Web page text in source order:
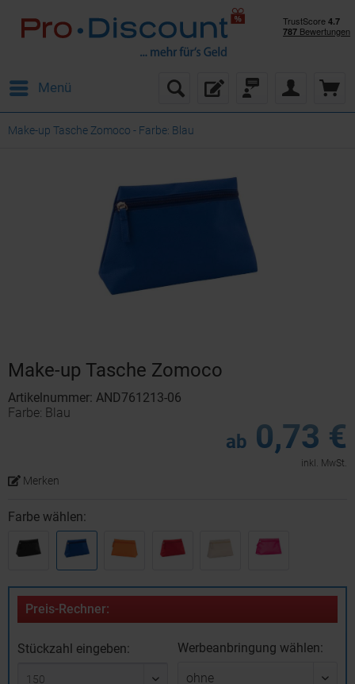
Menü
Make-up Tasche Zomoco - Farbe: Blau
Make-up Tasche Zomoco
Artikelnummer: AND761213-06
Farbe: Blau
ab 0,73 €
inkl. MwSt.
Merken
Farbe wählen:
Preis-Rechner:
Stückzahl eingeben: Werbeanbringung wählen: